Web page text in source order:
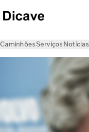
CaminhõesServiçosNotícias